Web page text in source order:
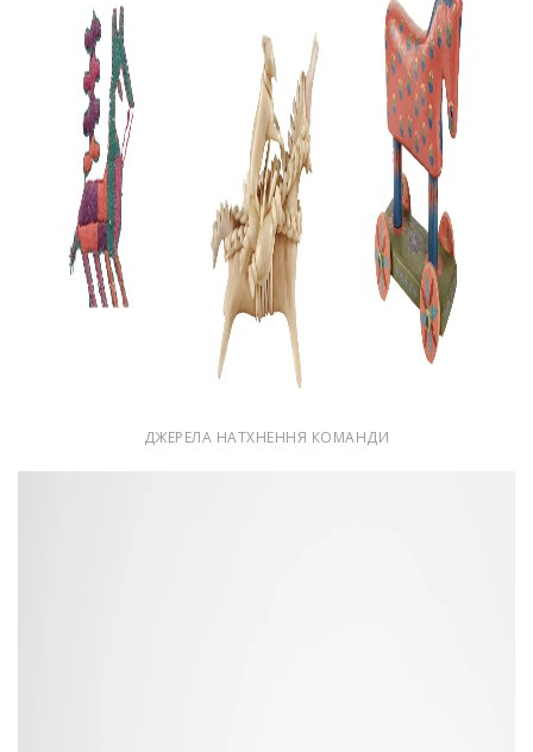
ДЖЕРЕЛА НАТХНЕННЯ КОМАНДИ